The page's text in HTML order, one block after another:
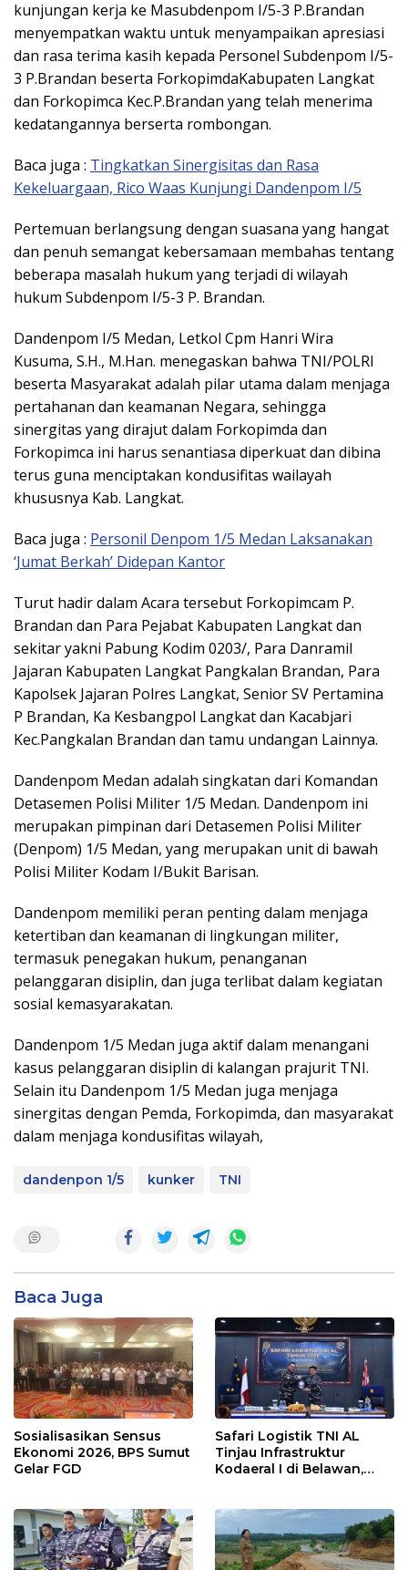
kunjungan kerja ke Masubdenpom I/5-3 P.Brandan
menyempatkan waktu untuk menyampaikan apresiasi
dan rasa terima kasih kepada Personel Subdenpom I/5-
3 P.Brandan beserta ForkopimdaKabupaten Langkat
dan Forkopimca Kec.P.Brandan yang telah menerima
kedatangannya berserta rombongan.
Baca juga : Tingkatkan Sinergisitas dan Rasa
Kekeluargaan, Rico Waas Kunjungi Dandenpom I/5
Pertemuan berlangsung dengan suasana yang hangat
dan penuh semangat kebersamaan membahas tentang
beberapa masalah hukum yang terjadi di wilayah
hukum Subdenpom I/5-3 P. Brandan.
Dandenpom I/5 Medan, Letkol Cpm Hanri Wira
Kusuma, S.H., M.Han. menegaskan bahwa TNI/POLRI
beserta Masyarakat adalah pilar utama dalam menjaga
pertahanan dan keamanan Negara, sehingga
sinergitas yang dirajut dalam Forkopimda dan
Forkopimca ini harus senantiasa diperkuat dan dibina
terus guna menciptakan kondusifitas wailayah
khususnya Kab. Langkat.
Baca juga : Personil Denpom 1/5 Medan Laksanakan
‘Jumat Berkah’ Didepan Kantor
Turut hadir dalam Acara tersebut Forkopimcam P.
Brandan dan Para Pejabat Kabupaten Langkat dan
sekitar yakni Pabung Kodim 0203/, Para Danramil
Jajaran Kabupaten Langkat Pangkalan Brandan, Para
Kapolsek Jajaran Polres Langkat, Senior SV Pertamina
P Brandan, Ka Kesbangpol Langkat dan Kacabjari
Kec.Pangkalan Brandan dan tamu undangan Lainnya.
Dandenpom Medan adalah singkatan dari Komandan
Detasemen Polisi Militer 1/5 Medan. Dandenpom ini
merupakan pimpinan dari Detasemen Polisi Militer
(Denpom) 1/5 Medan, yang merupakan unit di bawah
Polisi Militer Kodam I/Bukit Barisan.
Dandenpom memiliki peran penting dalam menjaga
ketertiban dan keamanan di lingkungan militer,
termasuk penegakan hukum, penanganan
pelanggaran disiplin, dan juga terlibat dalam kegiatan
sosial kemasyarakatan.
Dandenpom 1/5 Medan juga aktif dalam menangani
kasus pelanggaran disiplin di kalangan prajurit TNI.
Selain itu Dandenpom 1/5 Medan juga menjaga
sinergitas dengan Pemda, Forkopimda, dan masyarakat
dalam menjaga kondusifitas wilayah,
dandenpon 1/5 kunker TNI
Baca Juga
Sosialisasikan Sensus
Ekonomi 2026, BPS Sumut
Gelar FGD
Safari Logistik TNI AL
Tinjau Infrastruktur
Kodaeral I di Belawan,